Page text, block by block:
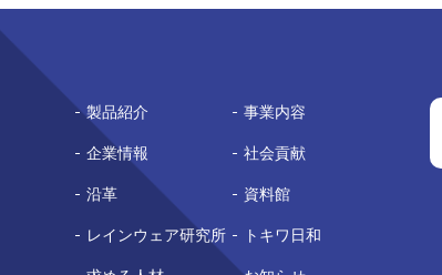
製品紹介 事業内容
企業情報 社会貢献
沿革 資料館
レインウェア研究所 トキワ日和